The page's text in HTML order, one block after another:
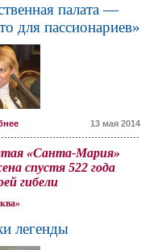
палата —
для пассионариев»
13 мая 2014
«Санта-Мария»
спустя 522 года
гибели
легенды